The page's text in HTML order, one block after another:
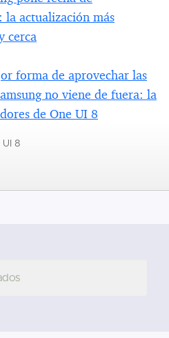
la actualización más
cerca
forma de aprovechar las
no viene de fuera: la
de One UI 8
UI 8